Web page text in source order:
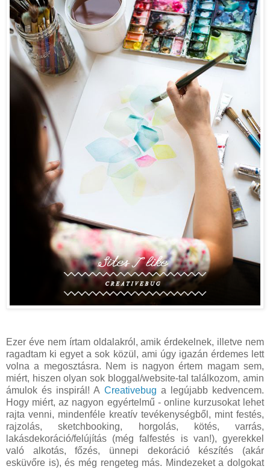
Ezer éve nem írtam oldalakról, amik érdekelnek, illetve nem
ragadtam ki egyet a sok közül, ami úgy igazán érdemes lett
volna a megosztásra. Nem is nagyon értem magam sem,
miért, hiszen olyan sok bloggal/website-tal találkozom, amin
ámulok és inspirál! A Creativebug a legújabb kedvencem.
Hogy miért, az nagyon egyértelmű - online kurzusokat lehet
rajta venni, mindenféle kreatív tevékenységből, mint festés,
rajzolás, sketchbooking, horgolás, kötés, varrás,
lakásdekoráció/felújítás (még falfestés is van!), gyerekkel
való alkotás, főzés, ünnepi dekoráció készítés (akár
esküvőre is), és még rengeteg más. Mindezeket a dolgokat